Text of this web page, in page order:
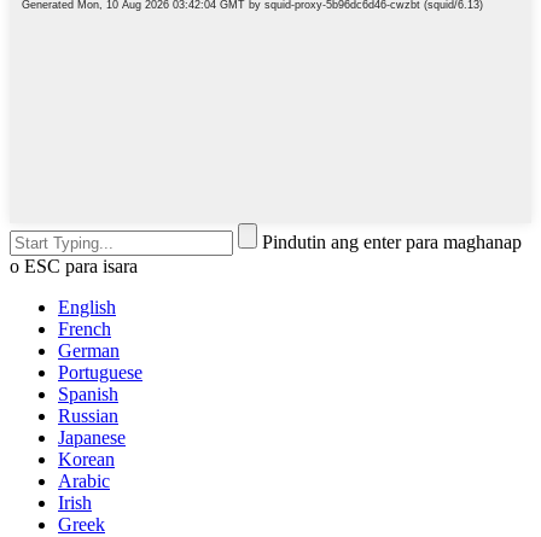
Pindutin ang enter para maghanap
o ESC para isara
English
French
German
Portuguese
Spanish
Russian
Japanese
Korean
Arabic
Irish
Greek